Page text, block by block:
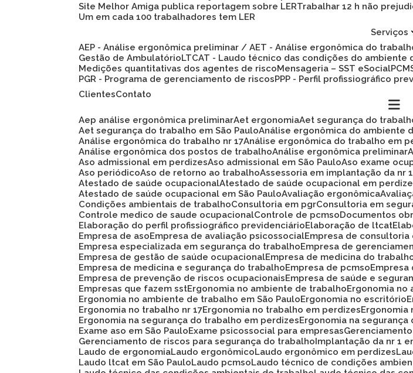
Site Melhor Amiga publica reportagem sobre LER
Trabalhar 12 h não
Um em cada 100 trabalhadores tem LER
Serviços
AEP - Análise ergonômica preliminar / AET - Análise ergonômica do
Gestão de Ambulatório LTCAT - Laudo técnico das condições do ambiente
Medições quantitativas dos agentes de risco
Mensageria – SST eSocial
PGR - Programa de gerenciamento de riscos
PPP - Perfil profissiográfico
Clientes
Contato
Aep análise ergonômica preliminar Aet ergonomia Aet segurança do
Aet segurança do trabalho em São Paulo Análise ergonômica do ambiente
Análise ergonômica do trabalho nr 17 Análise ergonômica do trabalho em
Análise ergonômica dos postos de trabalho Análise ergonômica preliminar
Aso admissional em perdizes Aso admissional em São Paulo Aso exame
Aso periódico Aso de retorno ao trabalho Assessoria em implantação da nr 1
Atestado de saúde ocupacional Atestado de saúde ocupacional em
Atestado de saúde ocupacional em São Paulo Avaliação ergonômica
Condições ambientais de trabalho
Consultoria em pgr Consultoria em
Controle medico de saude ocupacional
Controle de pcmso Documentos
Elaboração do perfil profissiográfico previdenciário
Elaboração de ltcat
Empresa de aso
Empresa de avaliação psicossocial Empresa de
Empresa especializada em segurança do trabalho
Empresa de
Empresa de gestão de saúde ocupacional Empresa de medicina do
Empresa de medicina e segurança do trabalho
Empresa de pcmso
Empresa de prevenção de riscos ocupacionais
Empresa de saúde e
Empresas que fazem sst Ergonomia no ambiente de trabalho
Ergonomia
Ergonomia no ambiente de trabalho em São Paulo
Ergonomia no escritório
Ergonomia no trabalho nr 17 Ergonomia no trabalho em perdizes
Ergonomia na segurança do trabalho em perdizes
Ergonomia na
Exame aso em São Paulo Exame psicossocial para empresas
Gerenciamento de riscos para segurança do trabalho Implantação da nr 1
Laudo de ergonomia Laudo ergonômico Laudo ergonômico em perdizes
Laudo ltcat em São Paulo
Laudo pcmso
Laudo técnico de condições